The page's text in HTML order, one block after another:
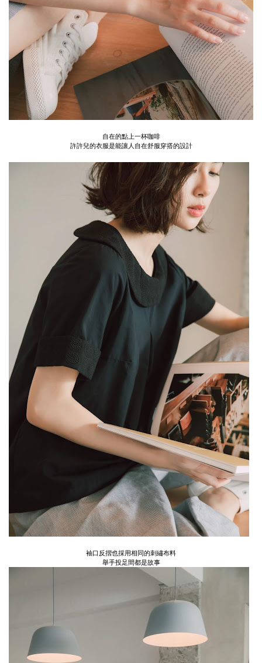
自在的點上一杯咖啡
許許兒的衣服是能讓人自在舒服穿搭的設計
袖口反摺也採用相同的刺繡布料
舉手投足間都是故事